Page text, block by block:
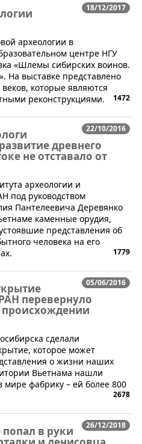
18/12/2017
археологии в
центре НГУ
«Шлемы сибирских воинов.
На выставке представлено
которые являются
реконструкциями.
1472
22/10/2016
древнего
не отставало от
археологии и
под руководством
Пантелеевича Деревянко
каменные орудия,
представления об
человека на его
1779
05/06/2016
перевернуло
происхождении
сделали
которое может
о жизни наших
Вьетнама нашли
фабрику – ей более 800
2678
26/12/2018
в руки